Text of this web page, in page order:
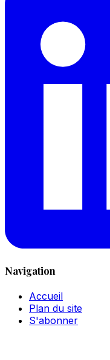
Navigation
Accueil
Plan du site
S'abonner